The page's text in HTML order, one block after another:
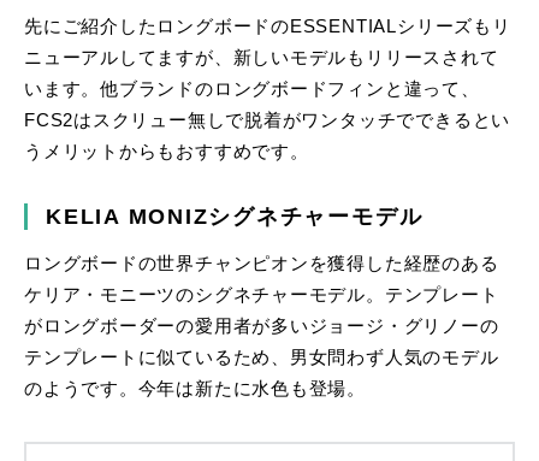
先にご紹介したロングボードのESSENTIALシリーズもリ
ニューアルしてますが、新しいモデルもリリースされて
います。他ブランドのロングボードフィンと違って、
FCS2はスクリュー無しで脱着がワンタッチでできるとい
うメリットからもおすすめです。
KELIA MONIZシグネチャーモデル
ロングボードの世界チャンピオンを獲得した経歴のある
ケリア・モニーツのシグネチャーモデル。テンプレート
がロングボーダーの愛用者が多いジョージ・グリノーの
テンプレートに似ているため、男女問わず人気のモデル
のようです。今年は新たに水色も登場。